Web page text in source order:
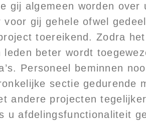
gij algemeen worden over
voor gij gehele ofwel
toereikend. Zodra
leden beter wordt
Personeel beminnen
sectie gedurende
andere projecten
u afdelingsfunctionaliteit